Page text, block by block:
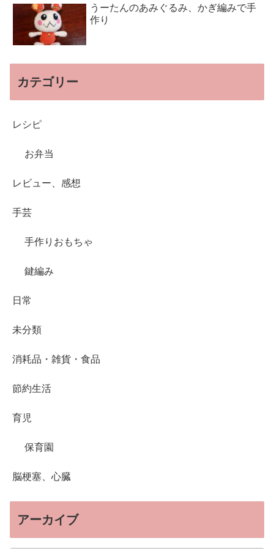
うーたんのあみぐるみ、かぎ編みで手
作り
カテゴリー
レシピ
お弁当
レビュー、感想
手芸
手作りおもちゃ
鍵編み
日常
未分類
消耗品・雑貨・食品
節約生活
育児
保育園
脳梗塞、心臓
アーカイブ